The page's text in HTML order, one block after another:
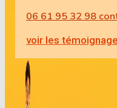
06 61 95 32 98
voir les